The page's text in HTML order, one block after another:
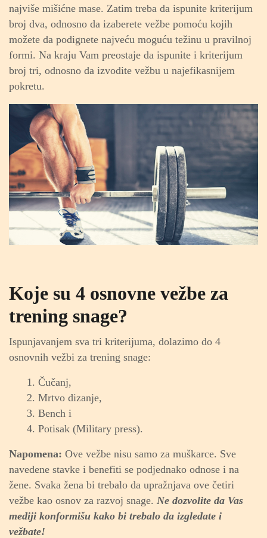
najviše mišićne mase. Zatim treba da ispunite kriterijum
broj dva, odnosno da izaberete vežbe pomoću kojih
možete da podignete najveću moguću težinu u pravilnoj
formi. Na kraju Vam preostaje da ispunite i kriterijum
broj tri, odnosno da izvodite vežbu u najefikasnijem
pokretu.
Koje su 4 osnovne vežbe za
trening snage?
Ispunjavanjem sva tri kriterijuma, dolazimo do 4
osnovnih vežbi za trening snage:
1. Čučanj,
2. Mrtvo dizanje,
3. Bench i
4. Potisak (Military press).
Napomena: Ove vežbe nisu samo za muškarce. Sve
navedene stavke i benefiti se podjednako odnose i na
žene. Svaka žena bi trebalo da upražnjava ove četiri
vežbe kao osnov za razvoj snage. Ne dozvolite da Vas
mediji konformišu kako bi trebalo da izgledate i
vežbate!